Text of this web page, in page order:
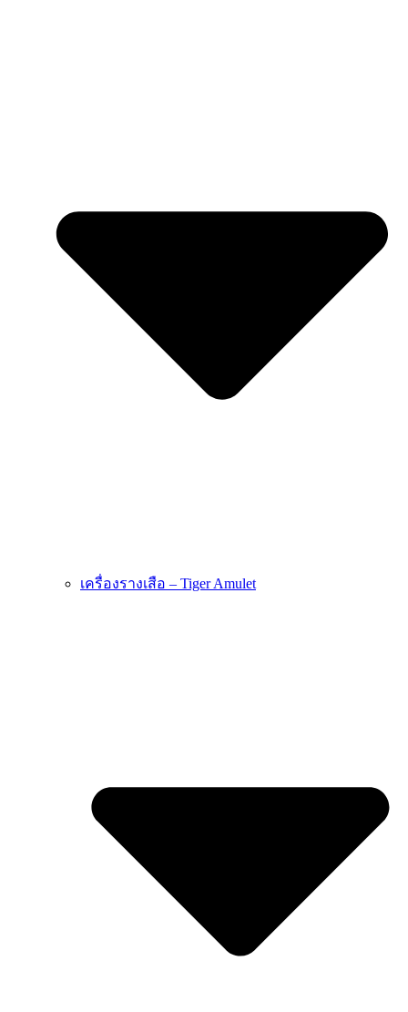
เครื่องรางเสือ – Tiger Amulet